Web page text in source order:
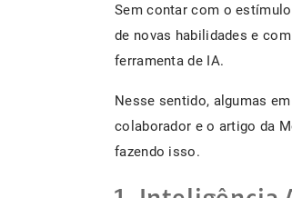
Sem contar com o
de novas habilidades e
ferramenta de IA.
Nesse sentido, algumas
colaborador e o artigo da
fazendo isso.